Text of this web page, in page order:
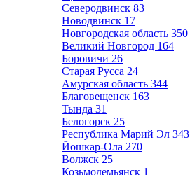
Северодвинск 83
Новодвинск 17
Новгородская область 350
Великий Новгород 164
Боровичи 26
Старая Русса 24
Амурская область 344
Благовещенск 163
Тында 31
Белогорск 25
Республика Марий Эл 343
Йошкар-Ола 270
Волжск 25
Козьмодемьянск 1